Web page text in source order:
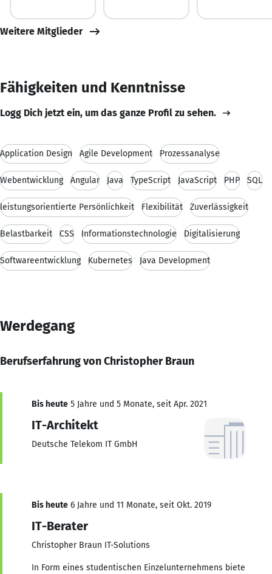
Weitere Mitglieder
Fähigkeiten und Kenntnisse
Logg Dich jetzt ein, um das ganze Profil zu sehen.
Application Design Agile Development Prozessanalyse
Webentwicklung Angular Java TypeScript JavaScript PHP SQL
leistungsorientierte Persönlichkeit Flexibilität Zuverlässigkeit
Belastbarkeit CSS Informationstechnologie Digitalisierung
Softwareentwicklung Kubernetes Java Development
Werdegang
Berufserfahrung von Christopher Braun
Bis heute 5 Jahre und 5 Monate, seit Apr. 2021
IT-Architekt
Deutsche Telekom IT GmbH
Bis heute 6 Jahre und 11 Monate, seit Okt. 2019
IT-Berater
Christopher Braun IT-Solutions
In Form eines studentischen Einzelunternehmens biete